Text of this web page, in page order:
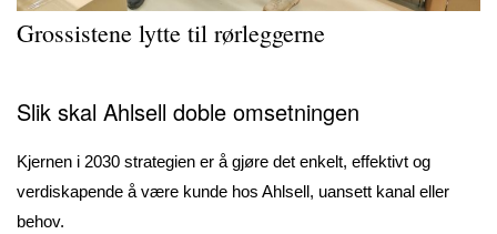
Grossistene lytte til rørleggerne
Slik skal Ahlsell doble omsetningen
Kjernen i 2030 strategien er å gjøre det enkelt, effektivt og
verdiskapende å være kunde hos Ahlsell, uansett kanal eller
behov.